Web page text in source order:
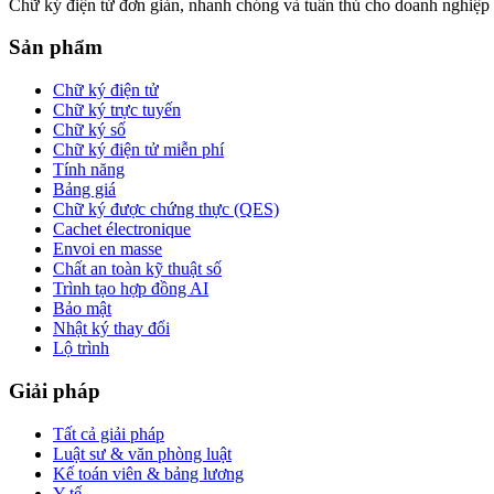
Chữ ký điện tử đơn giản, nhanh chóng và tuân thủ cho doanh nghiệp
Sản phẩm
Chữ ký điện tử
Chữ ký trực tuyến
Chữ ký số
Chữ ký điện tử miễn phí
Tính năng
Bảng giá
Chữ ký được chứng thực (QES)
Cachet électronique
Envoi en masse
Chất an toàn kỹ thuật số
Trình tạo hợp đồng AI
Bảo mật
Nhật ký thay đổi
Lộ trình
Giải pháp
Tất cả giải pháp
Luật sư & văn phòng luật
Kế toán viên & bảng lương